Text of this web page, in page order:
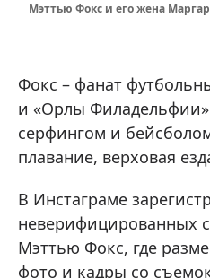
Мэттью Фокс и его жена
Фокс – фанат
и «Орлы
серфингом и
плавание, верховая
В Инстаграме
неверифицированных
Мэттью Фокс, где
фото и кадры со